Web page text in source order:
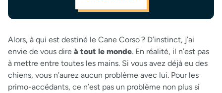
Alors, à qui est destiné le Cane Corso ? D’instinct, j’ai
envie de vous dire à tout le monde. En réalité, il n’est pas
à mettre entre toutes les mains. Si vous avez déjà eu des
chiens, vous n’aurez aucun problème avec lui. Pour les
primo-accédants, ce n’est pas un problème non plus si